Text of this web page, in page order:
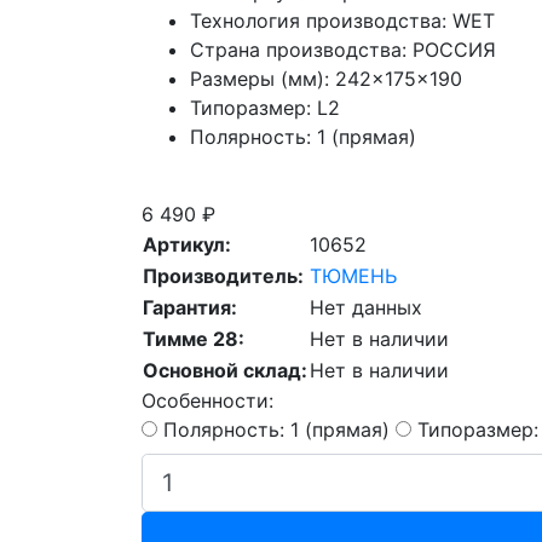
Технология производства: WET
Страна производства: РОССИЯ
Размеры (мм): 242×175×190
Типоразмер: L2
Полярность: 1 (прямая)
6 490 ₽
Артикул:
10652
Производитель: ТЮМЕНЬ
Гарантия:
Нет данных
Тимме 28:
Нет в наличии
Основной склад: Нет в наличии
Особенности:
Полярность: 1 (прямая)
Типоразмер: